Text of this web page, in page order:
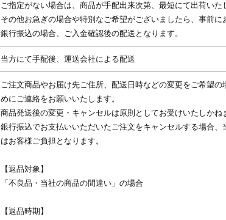
ご指定がない場合は、商品が手配出来次第、最短にて出荷いた
その他お急ぎの場合や特別なご希望がございましたら、事前に
銀行振込の場合、ご入金確認後の配送となります。
当方にて手配後、運送会社による配送
ご注文商品やお届け先ご住所、配送日時などの変更をご希望
めにご連絡をお願いいたします。
商品発送後の変更・キャンセルは原則としてお受けいたしかね
銀行振込でお支払いいただいたご注文をキャンセルする場合
はお客様ご負担となります。
【返品対象】
「不良品・当社の商品の間違い」の場合
【返品時期】